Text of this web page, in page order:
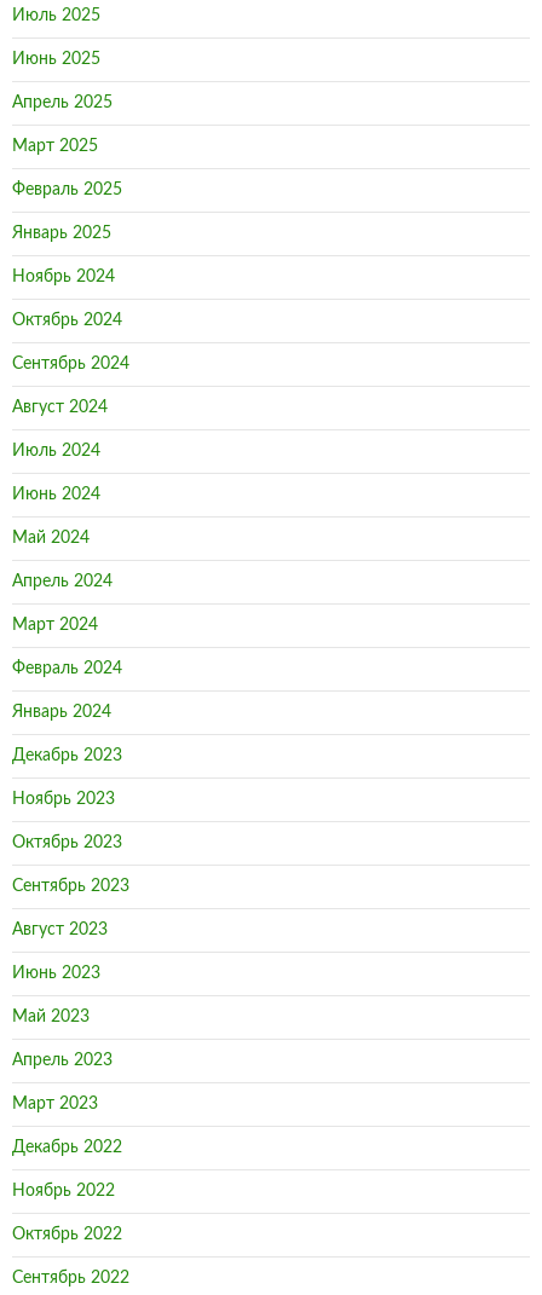
Июль 2025
Июнь 2025
Апрель 2025
Март 2025
Февраль 2025
Январь 2025
Ноябрь 2024
Октябрь 2024
Сентябрь 2024
Август 2024
Июль 2024
Июнь 2024
Май 2024
Апрель 2024
Март 2024
Февраль 2024
Январь 2024
Декабрь 2023
Ноябрь 2023
Октябрь 2023
Сентябрь 2023
Август 2023
Июнь 2023
Май 2023
Апрель 2023
Март 2023
Декабрь 2022
Ноябрь 2022
Октябрь 2022
Сентябрь 2022